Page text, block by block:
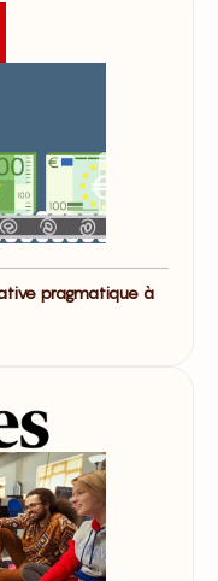
pragmatique à